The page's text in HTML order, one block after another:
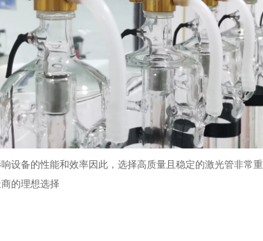
设备的性能和效率因此，选择高质量且稳定的激光管非常
的理想选择